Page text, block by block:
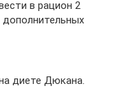
в рацион 2
диете Дюкана.